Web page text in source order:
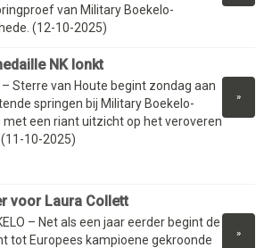
van Military Boekelo-
(12-10-2025)
NK lonkt
»
– Sterre van Houte begint zondag aan
springen bij Military Boekelo-
met een riant uitzicht op het veroveren
10-2025)
voor Laura Collett
»
– Net als een jaar eerder begint de
tot Europees kampioene gekroonde